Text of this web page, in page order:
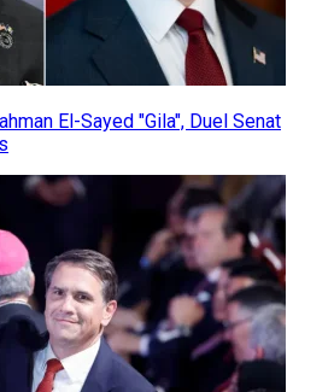
El-Sayed "Gila", Duel Senat